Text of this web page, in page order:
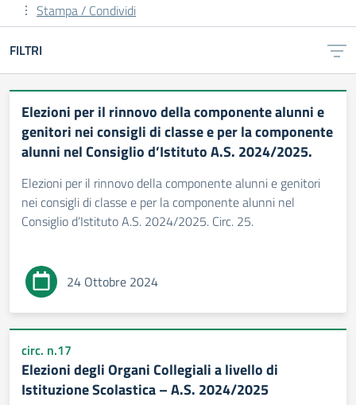
Stampa / Condividi
FILTRI
Elezioni per il rinnovo della componente alunni e
genitori nei consigli di classe e per la componente
alunni nel Consiglio d’Istituto A.S. 2024/2025.
Elezioni per il rinnovo della componente alunni e genitori
nei consigli di classe e per la componente alunni nel
Consiglio d’Istituto A.S. 2024/2025. Circ. 25.
24 Ottobre 2024
circ. n.17
Elezioni degli Organi Collegiali a livello di
Istituzione Scolastica – A.S. 2024/2025